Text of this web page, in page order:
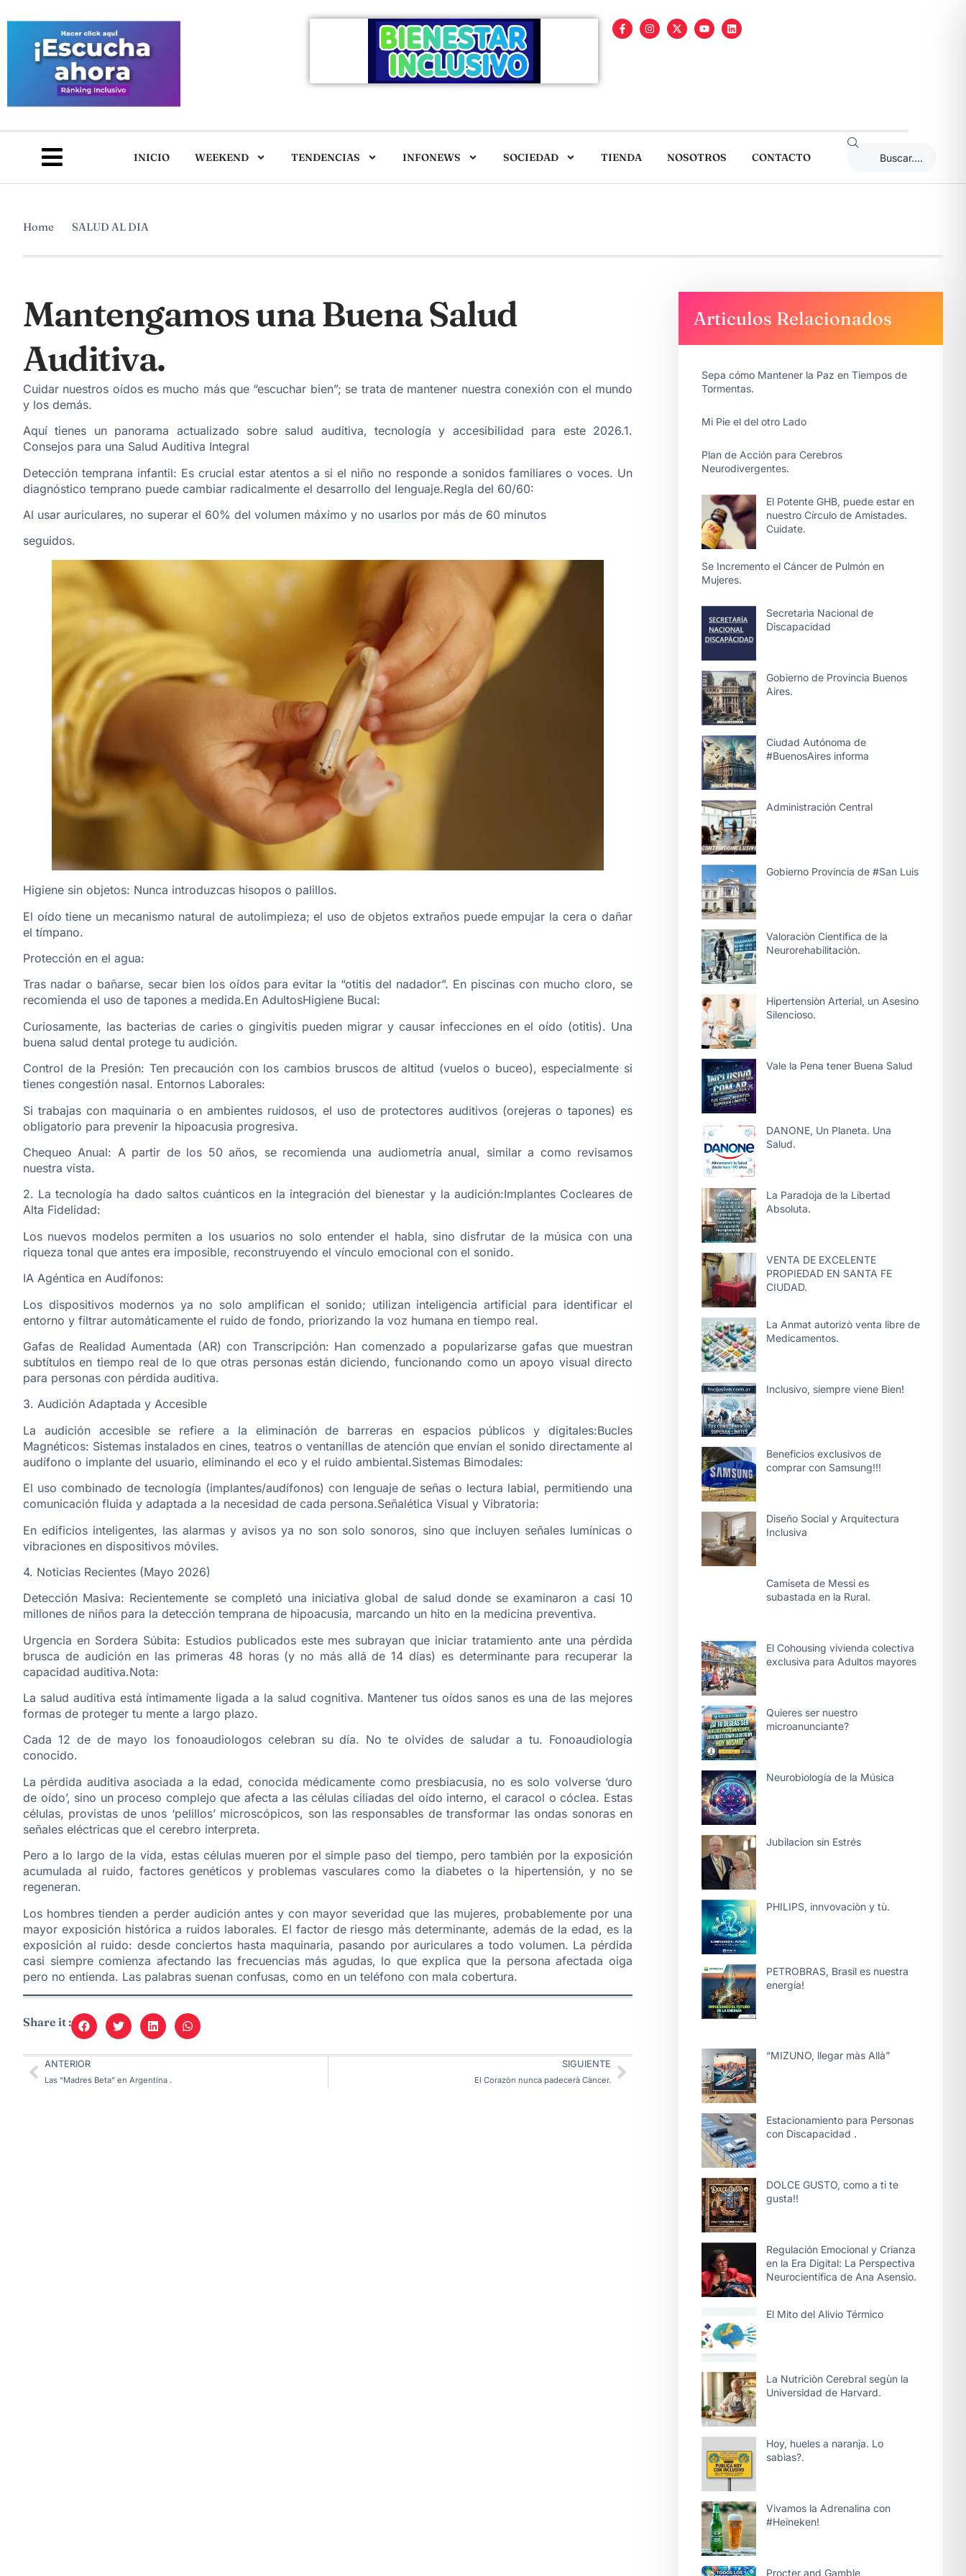
INICIO WEEKEND TENDENCIAS INFONEWS SOCIEDAD TIENDA NOSOTROS CONTACTO
Home SALUD AL DIA
Mantengamos una Buena Salud
Auditiva.
Cuidar nuestros oídos es mucho más que “escuchar bien”; se trata de mantener nuestra conexión con el mundo
y los demás.
Aquí tienes un panorama actualizado sobre salud auditiva, tecnología y accesibilidad para este 2026.1.
Consejos para una Salud Auditiva Integral
Detección temprana infantil: Es crucial estar atentos a si el niño no responde a sonidos familiares o voces. Un
diagnóstico temprano puede cambiar radicalmente el desarrollo del lenguaje.Regla del 60/60:
Al usar auriculares, no superar el 60% del volumen máximo y no usarlos por más de 60 minutos
seguidos.
Higiene sin objetos: Nunca introduzcas hisopos o palillos.
El oído tiene un mecanismo natural de autolimpieza; el uso de objetos extraños puede empujar la cera o dañar
el tímpano.
Protección en el agua:
Tras nadar o bañarse, secar bien los oídos para evitar la “otitis del nadador”. En piscinas con mucho cloro, se
recomienda el uso de tapones a medida.En AdultosHigiene Bucal:
Curiosamente, las bacterias de caries o gingivitis pueden migrar y causar infecciones en el oído (otitis). Una
buena salud dental protege tu audición.
Control de la Presión: Ten precaución con los cambios bruscos de altitud (vuelos o buceo), especialmente si
tienes congestión nasal. Entornos Laborales:
Si trabajas con maquinaria o en ambientes ruidosos, el uso de protectores auditivos (orejeras o tapones) es
obligatorio para prevenir la hipoacusia progresiva.
Chequeo Anual: A partir de los 50 años, se recomienda una audiometría anual, similar a como revisamos
nuestra vista.
2. La tecnología ha dado saltos cuánticos en la integración del bienestar y la audición:Implantes Cocleares de
Alta Fidelidad:
Los nuevos modelos permiten a los usuarios no solo entender el habla, sino disfrutar de la música con una
riqueza tonal que antes era imposible, reconstruyendo el vínculo emocional con el sonido.
IA Agéntica en Audífonos:
Los dispositivos modernos ya no solo amplifican el sonido; utilizan inteligencia artificial para identificar el
entorno y filtrar automáticamente el ruido de fondo, priorizando la voz humana en tiempo real.
Gafas de Realidad Aumentada (AR) con Transcripción: Han comenzado a popularizarse gafas que muestran
subtítulos en tiempo real de lo que otras personas están diciendo, funcionando como un apoyo visual directo
para personas con pérdida auditiva.
3. Audición Adaptada y Accesible
La audición accesible se refiere a la eliminación de barreras en espacios públicos y digitales:Bucles
Magnéticos: Sistemas instalados en cines, teatros o ventanillas de atención que envían el sonido directamente al
audífono o implante del usuario, eliminando el eco y el ruido ambiental.Sistemas Bimodales:
El uso combinado de tecnología (implantes/audífonos) con lenguaje de señas o lectura labial, permitiendo una
comunicación fluida y adaptada a la necesidad de cada persona.Señalética Visual y Vibratoria:
En edificios inteligentes, las alarmas y avisos ya no son solo sonoros, sino que incluyen señales lumínicas o
vibraciones en dispositivos móviles.
4. Noticias Recientes (Mayo 2026)
Detección Masiva: Recientemente se completó una iniciativa global de salud donde se examinaron a casi 10
millones de niños para la detección temprana de hipoacusia, marcando un hito en la medicina preventiva.
Urgencia en Sordera Súbita: Estudios publicados este mes subrayan que iniciar tratamiento ante una pérdida
brusca de audición en las primeras 48 horas (y no más allá de 14 días) es determinante para recuperar la
capacidad auditiva.Nota:
La salud auditiva está íntimamente ligada a la salud cognitiva. Mantener tus oídos sanos es una de las mejores
formas de proteger tu mente a largo plazo.
Cada 12 de de mayo los fonoaudiologos celebran su día. No te olvides de saludar a tu. Fonoaudiología
conocido.
La pérdida auditiva asociada a la edad, conocida médicamente como presbiacusia, no es solo volverse ‘duro
de oído’, sino un proceso complejo que afecta a las células ciliadas del oído interno, el caracol o cóclea. Estas
células, provistas de unos ‘pelillos’ microscópicos, son las responsables de transformar las ondas sonoras en
señales eléctricas que el cerebro interpreta.
Pero a lo largo de la vida, estas células mueren por el simple paso del tiempo, pero también por la exposición
acumulada al ruido, factores genéticos y problemas vasculares como la diabetes o la hipertensión, y no se
regeneran.
Los hombres tienden a perder audición antes y con mayor severidad que las mujeres, probablemente por una
mayor exposición histórica a ruidos laborales. El factor de riesgo más determinante, además de la edad, es la
exposición al ruido: desde conciertos hasta maquinaria, pasando por auriculares a todo volumen. La pérdida
casi siempre comienza afectando las frecuencias más agudas, lo que explica que la persona afectada oiga
pero no entienda. Las palabras suenan confusas, como en un teléfono con mala cobertura.
Share it :
ANTERIOR
Las “Madres Beta” en Argentina .
SIGUIENTE
El Corazòn nunca padecerà Càncer.
Articulos Relacionados
Sepa cómo Mantener la Paz en Tiempos de
Tormentas.
Mi Pie el del otro Lado
Plan de Acción para Cerebros
Neurodivergentes.
El Potente GHB, puede estar en
nuestro Círculo de Amistades.
Cuidate.
Se Incremento el Cáncer de Pulmón en
Mujeres.
Secretarìa Nacional de
Discapacidad
Gobierno de Provincia Buenos
Aires.
Ciudad Autónoma de
#BuenosAires informa
Administración Central
Gobierno Provincia de #San Luis
Valoraciòn Cientifica de la
Neurorehabilitaciòn.
Hipertensiòn Arterial, un Asesino
Silencioso.
Vale la Pena tener Buena Salud
DANONE, Un Planeta. Una
Salud.
La Paradoja de la Libertad
Absoluta.
VENTA DE EXCELENTE
PROPIEDAD EN SANTA FE
CIUDAD.
La Anmat autorizò venta libre de
Medicamentos.
Inclusivo, siempre viene Bien!
Beneficios exclusivos de
comprar con Samsung!!!
Diseño Social y Arquitectura
Inclusiva
Camiseta de Messi es
subastada en la Rural.
El Cohousing vivienda colectiva
exclusiva para Adultos mayores
Quieres ser nuestro
microanunciante?
Neurobiología de la Música
Jubilacion sin Estrés
PHILIPS, innvovaciòn y tù.
PETROBRAS, Brasil es nuestra
energía!
“MIZUNO, llegar màs Allà”
Estacionamiento para Personas
con Discapacidad .
DOLCE GUSTO, como a ti te
gusta!!
Regulación Emocional y Crianza
en la Era Digital: La Perspectiva
Neurocientífica de Ana Asensio.
El Mito del Alivio Térmico
La Nutriciòn Cerebral segùn la
Universidad de Harvard.
Hoy, hueles a naranja. Lo
sabìas?.
Vivamos la Adrenalina con
#Heineken!
Procter and Gamble,